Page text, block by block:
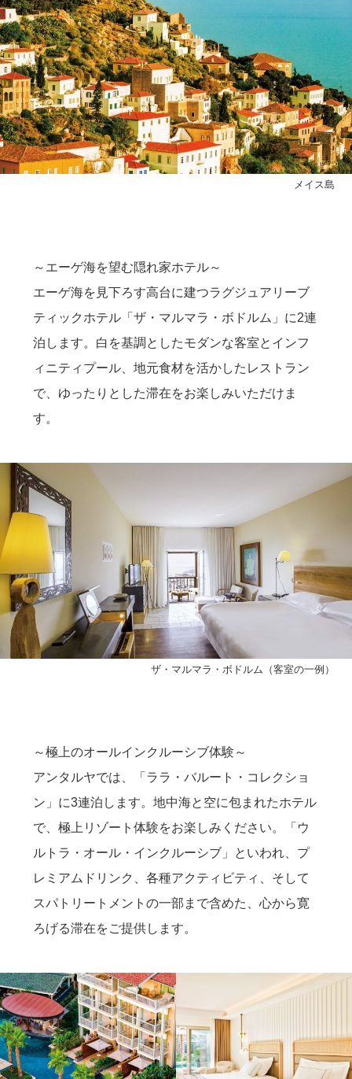
メイス島
～エーゲ海を望む隠れ家ホテル～
エーゲ海を見下ろす高台に建つラグジュアリーブ
ティックホテル「ザ・マルマラ・ボドルム」に2連
泊します。白を基調としたモダンな客室とインフ
ィニティプール、地元食材を活かしたレストラン
で、ゆったりとした滞在をお楽しみいただけま
す。
ザ・マルマラ・ボドルム（客室の一例）
～極上のオールインクルーシブ体験～
アンタルヤでは、「ララ・バルート・コレクショ
ン」に3連泊します。地中海と空に包まれたホテル
で、極上リゾート体験をお楽しみください。「ウ
ルトラ・オール・インクルーシブ」といわれ、プ
レミアムドリンク、各種アクティビティ、そして
スパトリートメントの一部まで含めた、心から寛
ろげる滞在をご提供します。